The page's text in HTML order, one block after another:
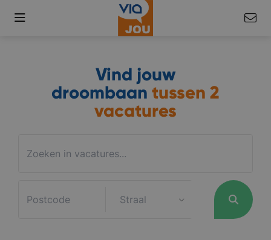
Vind jouw
droombaan tussen 2
vacatures